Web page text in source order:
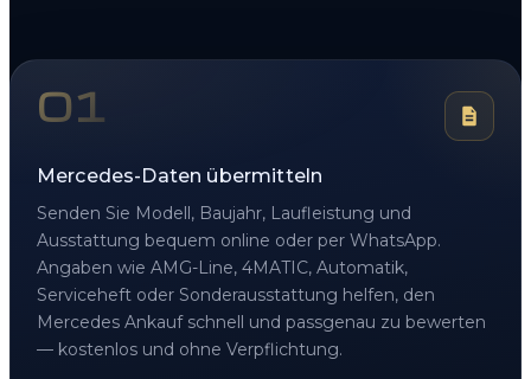
01
Mercedes-Daten übermitteln
Senden Sie Modell, Baujahr, Laufleistung und
Ausstattung bequem online oder per WhatsApp.
Angaben wie AMG-Line, 4MATIC, Automatik,
Serviceheft oder Sonderausstattung helfen, den
Mercedes Ankauf schnell und passgenau zu bewerten
— kostenlos und ohne Verpflichtung.